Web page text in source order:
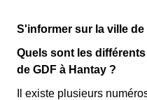
S'informer sur la ville de
Quels sont les
de GDF à Hantay ?
Il existe plusieurs